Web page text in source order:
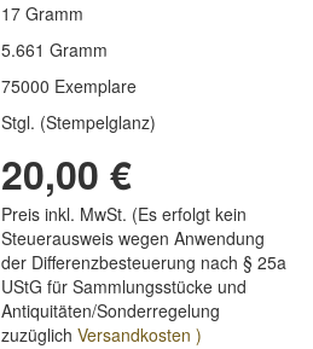
17 Gramm
5.661 Gramm
75000 Exemplare
Stgl. (Stempelglanz)
20,00 €
Preis inkl. MwSt. (Es erfolgt kein
Steuerausweis wegen Anwendung
der Differenzbesteuerung nach § 25a
UStG für Sammlungsstücke und
Antiquitäten/Sonderregelung
zuzüglichVersandkosten )